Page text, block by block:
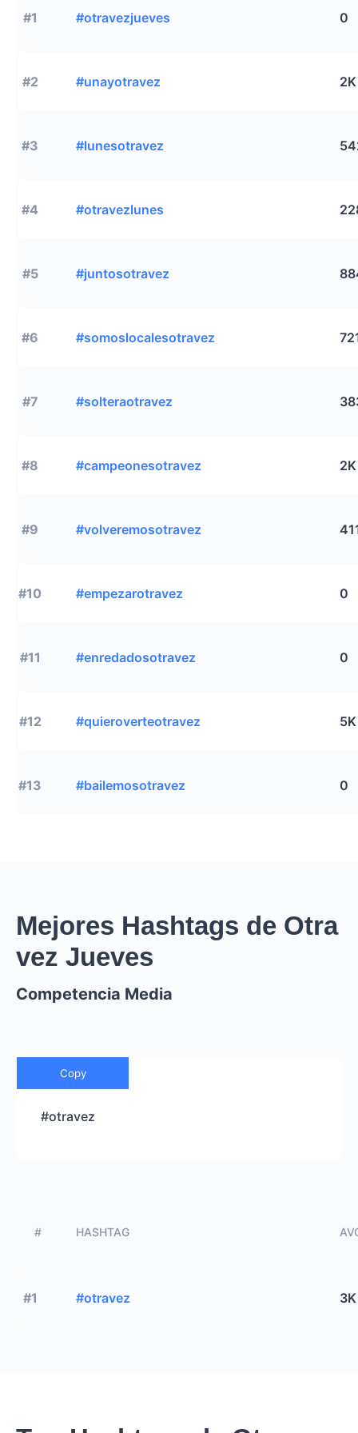
#1 #otravezjueves 0
#2 #unayotravez 2K
#3 #lunesotravez
#4 #otravezlunes
#5 #juntosotravez
#6 #somoslocalesotravez
#7 #solteraotravez
#8 #campeonesotravez 2K
#9 #volveremosotravez
#10 #empezarotravez 0
#11 #enredadosotravez 0
#12 #quieroverteotravez 5K
#13 #bailemosotravez 0
Mejores Hashtags de Otra
vez Jueves
Competencia Media
Copy
#otravez
# HASHTAG
#1 #otravez 3K